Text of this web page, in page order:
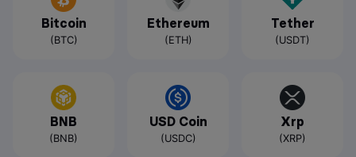
Bitcoin
(BTC)
Ethereum
(ETH)
Tether
(USDT)
BNB
(BNB)
USD Coin
(USDC)
Xrp
(XRP)